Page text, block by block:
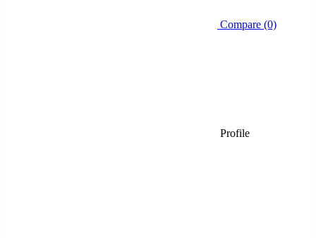
Compare (0)
Profile